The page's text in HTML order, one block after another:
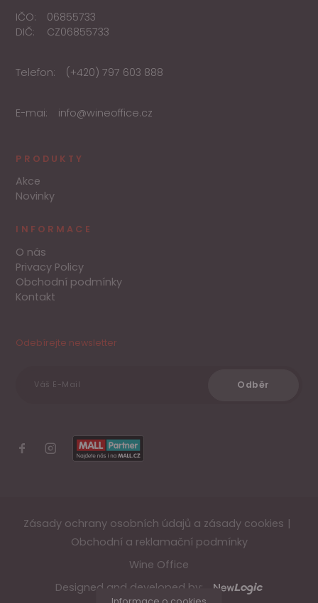
IČO:
06855733
DIČ:
CZ06855733
Telefon: (+420) 797 603 888
E-mai: info@wineoffice.cz
PRODUKTY
Akce
Novinky
INFORMACE
O nás
Privacy Policy
Obchodní podmínky
Kontakt
Odebírejte newsletter
Váš E-Mail Odběr
Zásady ochrany osobních údajů a zásady cookies
Obchodní a reklamační podmínky
Wine Office
Designed and developed by: